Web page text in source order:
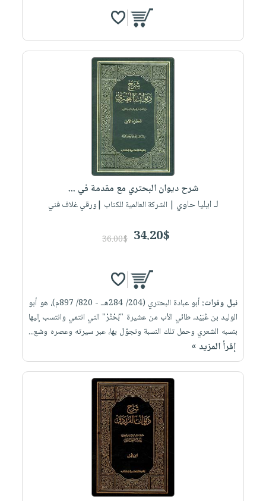
شرح ديوان البحتري مع مقدمة في ...
لـ ايليا حاوي | الشركة العالمية للكتاب |ورقي غلاف فني
34.20$
36.00$
نيل وفرات:
أبو عبادة البحتري (204/ 284هــ - 820/ 897م)، هو أبو
الوليد بن عُبَيْد، طائي الأب من عشيرة "بُحْتُرْ" التي انتمي وانتسب إليها
بنسبه الشعري وحمل تلك النسبة وتجوّل بها، عبر سيرته وعصره وشع...
إقرأ المزيد »